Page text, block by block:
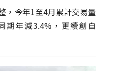
，今年1至4月累計交易量
期年減3.4%，更續創自